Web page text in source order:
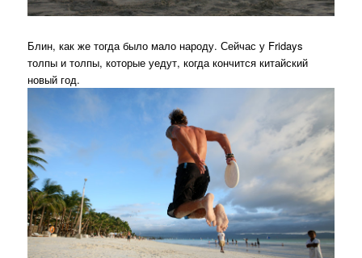
Блин, как же тогда было мало народу. Сейчас у Fridays
толпы и толпы, которые уедут, когда кончится китайский
новый год.